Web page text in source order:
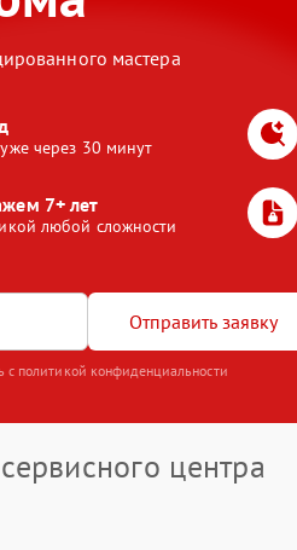
мастера
через 30 минут
7+ лет
любой сложности
Отправить заявку
с политикой конфиденциальности
центра